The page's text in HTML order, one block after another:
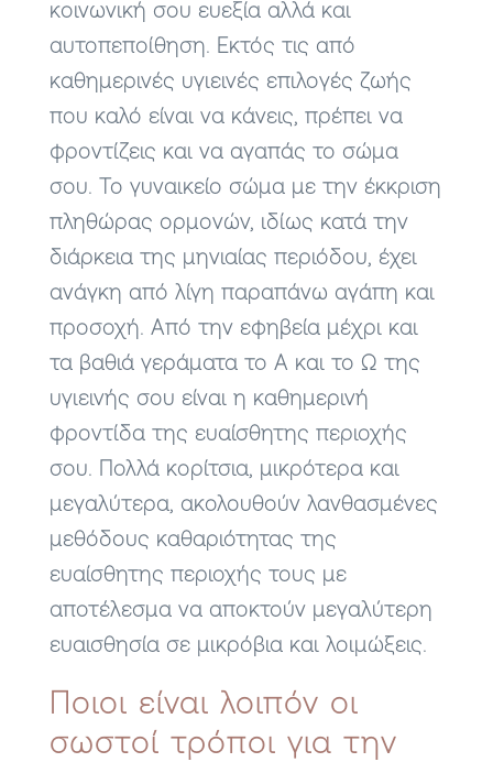
κοινωνική σου ευεξία αλλά και
αυτοπεποίθηση. Εκτός τις από
καθημερινές υγιεινές επιλογές ζωής
που καλό είναι να κάνεις, πρέπει να
φροντίζεις και να αγαπάς το σώμα
σου. Το γυναικείο σώμα με την έκκριση
πληθώρας ορμονών, ιδίως κατά την
διάρκεια της μηνιαίας περιόδου, έχει
ανάγκη από λίγη παραπάνω αγάπη και
προσοχή. Από την εφηβεία μέχρι και
τα βαθιά γεράματα το Α και το Ω της
υγιεινής σου είναι η καθημερινή
φροντίδα της ευαίσθητης περιοχής
σου. Πολλά κορίτσια, μικρότερα και
μεγαλύτερα, ακολουθούν λανθασμένες
μεθόδους καθαριότητας της
ευαίσθητης περιοχής τους με
αποτέλεσμα να αποκτούν μεγαλύτερη
ευαισθησία σε μικρόβια και λοιμώξεις.
Ποιοι είναι λοιπόν οι
σωστοί τρόποι για την